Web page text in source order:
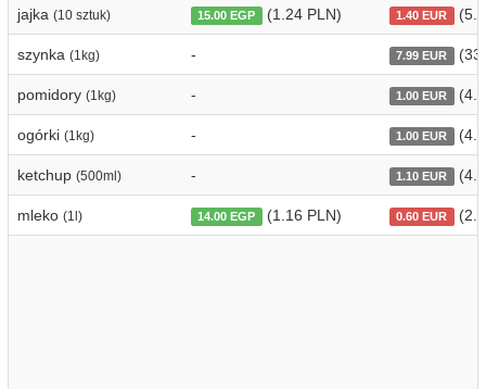
jajka (10 sztuk) 15.00 EGP (1.24 PLN) 1.40 EUR
szynka (1kg) - 7.99 EUR
pomidory (1kg) - 1.00 EUR
ogórki (1kg) - 1.00 EUR
ketchup (500ml) - 1.10 EUR
mleko (1l) 14.00 EGP (1.16 PLN) 0.60 EUR